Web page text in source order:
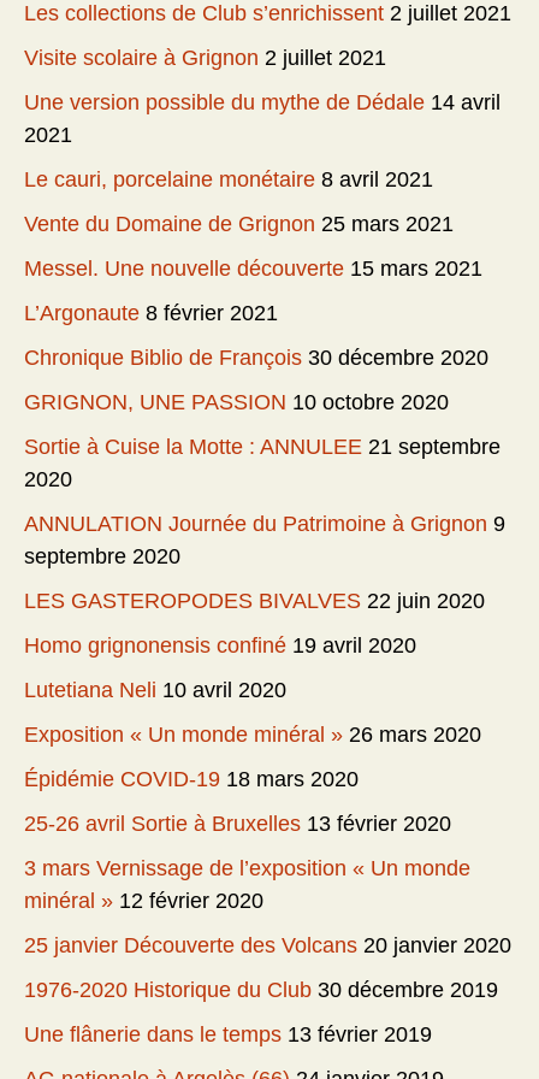
Les collections de Club s’enrichissent 2 juillet 2021
Visite scolaire à Grignon 2 juillet 2021
Une version possible du mythe de Dédale 14 avril
2021
Le cauri, porcelaine monétaire 8 avril 2021
Vente du Domaine de Grignon 25 mars 2021
Messel. Une nouvelle découverte 15 mars 2021
L’Argonaute 8 février 2021
Chronique Biblio de François 30 décembre 2020
GRIGNON, UNE PASSION 10 octobre 2020
Sortie à Cuise la Motte : ANNULEE 21 septembre
2020
ANNULATION Journée du Patrimoine à Grignon 9
septembre 2020
LES GASTEROPODES BIVALVES 22 juin 2020
Homo grignonensis confiné 19 avril 2020
Lutetiana Neli 10 avril 2020
Exposition « Un monde minéral » 26 mars 2020
Épidémie COVID-19 18 mars 2020
25-26 avril Sortie à Bruxelles 13 février 2020
3 mars Vernissage de l’exposition « Un monde
minéral » 12 février 2020
25 janvier Découverte des Volcans 20 janvier 2020
1976-2020 Historique du Club 30 décembre 2019
Une flânerie dans le temps 13 février 2019